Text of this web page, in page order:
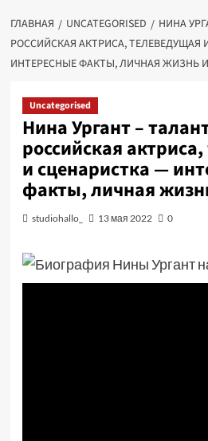
ГЛАВНАЯ UNCATEGORISED
НИНА
РОССИЙСКАЯ АКТРИСА, ТЕЛЕВЕДУЩАЯ
ИНТЕРЕСНЫЕ ФАКТЫ, ЛИЧНАЯ ЖИЗНЬ
Uncategorised
Нина Ургант –
российская
и сценаристка —
факты, личная
studiohallo_ 13 мая 2022 0